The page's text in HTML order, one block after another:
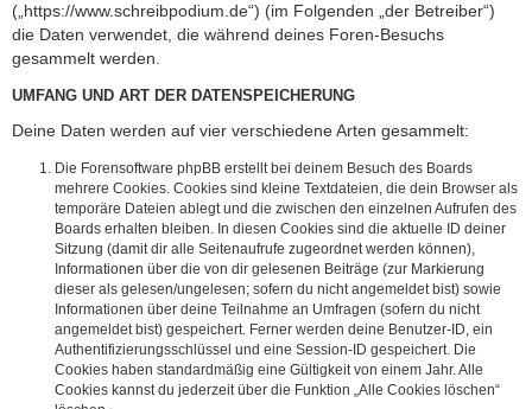
(„https://www.schreibpodium.de“) (im Folgenden „der Betreiber“)
die Daten verwendet, die während deines Foren-Besuchs
gesammelt werden.
UMFANG UND ART DER DATENSPEICHERUNG
Deine Daten werden auf vier verschiedene Arten gesammelt:
Die Forensoftware phpBB erstellt bei deinem Besuch des Boards
mehrere Cookies. Cookies sind kleine Textdateien, die dein Browser als
temporäre Dateien ablegt und die zwischen den einzelnen Aufrufen des
Boards erhalten bleiben. In diesen Cookies sind die aktuelle ID deiner
Sitzung (damit dir alle Seitenaufrufe zugeordnet werden können),
Informationen über die von dir gelesenen Beiträge (zur Markierung
dieser als gelesen/ungelesen; sofern du nicht angemeldet bist) sowie
Informationen über deine Teilnahme an Umfragen (sofern du nicht
angemeldet bist) gespeichert. Ferner werden deine Benutzer-ID, ein
Authentifizierungsschlüssel und eine Session-ID gespeichert. Die
Cookies haben standardmäßig eine Gültigkeit von einem Jahr. Alle
Cookies kannst du jederzeit über die Funktion „Alle Cookies löschen“